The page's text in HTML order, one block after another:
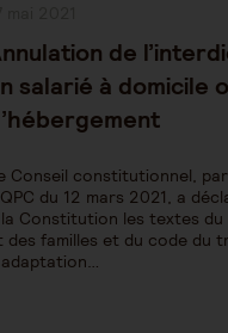
de
salarié à domicile
Conseil constitutionnel,
du 12 mars 2021, a
Constitution les textes du
des familles et du code du